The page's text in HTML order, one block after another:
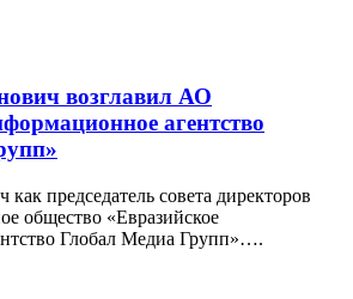
возглавил АО
агентство
председатель совета директоров
общество «Евразийское
Глобал Медиа Групп»….